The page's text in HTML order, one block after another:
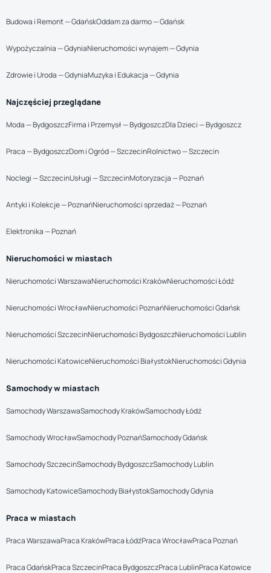
Budowa i Remont — GdańskOddam za darmo — Gdańsk
Wypożyczalnia — GdyniaNieruchomości wynajem — Gdynia
Zdrowie i Uroda — GdyniaMuzyka i Edukacja — Gdynia
Najczęściej przeglądane
Moda — BydgoszczFirma i Przemysł — BydgoszczDla Dzieci — Bydgoszcz
Praca — BydgoszczDom i Ogród — SzczecinRolnictwo — Szczecin
Noclegi — SzczecinUsługi — SzczecinMotoryzacja — Poznań
Antyki i Kolekcje — PoznańNieruchomości sprzedaż — Poznań
Elektronika — Poznań
Nieruchomości w miastach
Nieruchomości WarszawaNieruchomości KrakówNieruchomości Łódź
Nieruchomości WrocławNieruchomości PoznańNieruchomości Gdańsk
Nieruchomości SzczecinNieruchomości BydgoszczNieruchomości Lublin
Nieruchomości KatowiceNieruchomości BiałystokNieruchomości Gdynia
Samochody w miastach
Samochody WarszawaSamochody KrakówSamochody Łódź
Samochody WrocławSamochody PoznańSamochody Gdańsk
Samochody SzczecinSamochody BydgoszczSamochody Lublin
Samochody KatowiceSamochody BiałystokSamochody Gdynia
Praca w miastach
Praca WarszawaPraca KrakówPraca ŁódźPraca WrocławPraca Poznań
Praca GdańskPraca SzczecinPraca BydgoszczPraca LublinPraca Katowice